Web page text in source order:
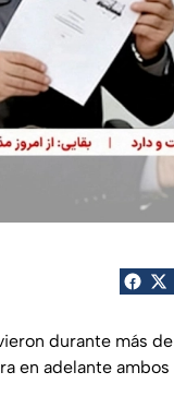
durante más de
en adelante ambos